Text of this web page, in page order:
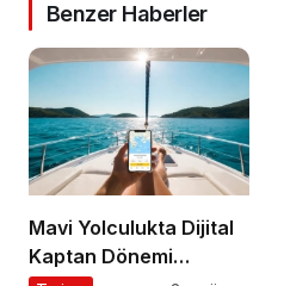
Benzer Haberler
Mavi Yolculukta Dijital
Kaptan Dönemi